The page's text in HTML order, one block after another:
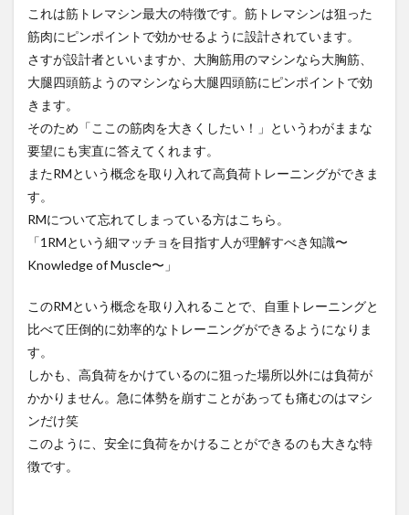
これは筋トレマシン最大の特徴です。筋トレマシンは狙った
筋肉にピンポイントで効かせるように設計されています。
さすが設計者といいますか、大胸筋用のマシンなら大胸筋、
大腿四頭筋ようのマシンなら大腿四頭筋にピンポイントで効
きます。
そのため「ここの筋肉を大きくしたい！」というわがままな
要望にも実直に答えてくれます。
またRMという概念を取り入れて高負荷トレーニングができま
す。
RMについて忘れてしまっている方はこちら。
「1RMという細マッチョを目指す人が理解すべき知識〜
Knowledge of Muscle〜」
このRMという概念を取り入れることで、自重トレーニングと
比べて圧倒的に効率的なトレーニングができるようになりま
す。
しかも、高負荷をかけているのに狙った場所以外には負荷が
かかりません。急に体勢を崩すことがあっても痛むのはマシ
ンだけ笑
このように、安全に負荷をかけることができるのも大きな特
徴です。